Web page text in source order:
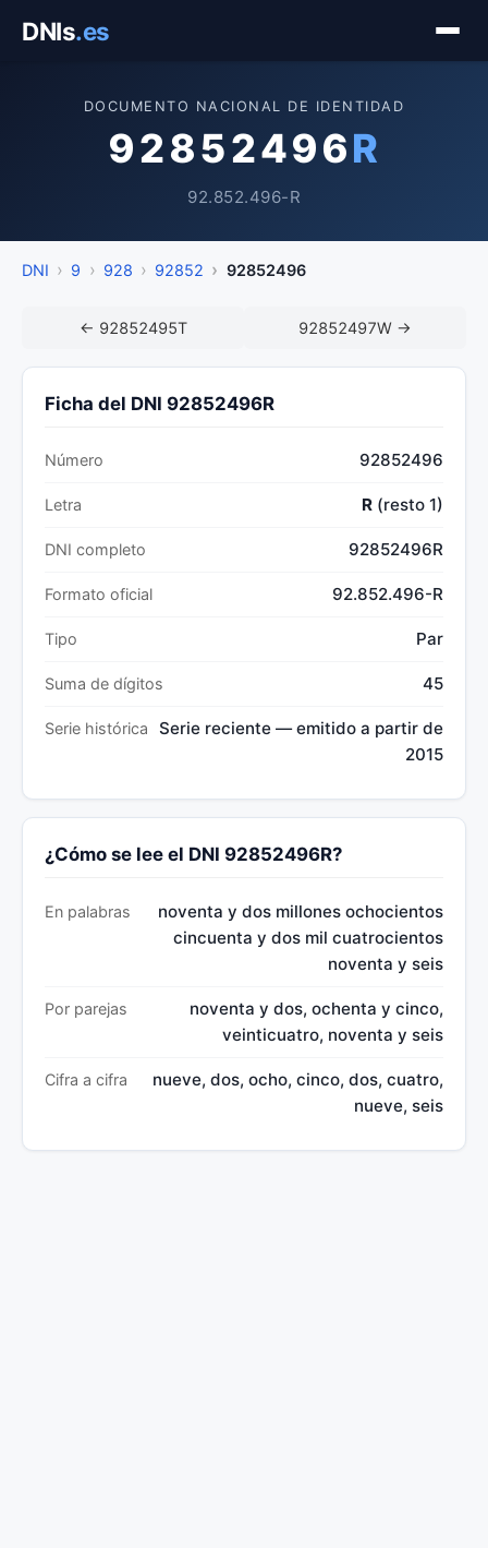
DNIs.es
DOCUMENTO NACIONAL DE IDENTIDAD
92852496R
92.852.496-R
DNI 9 928 92852 92852496
← 92852495T 92852497W →
Ficha del DNI 92852496R
Número 92852496
Letra R (resto 1)
DNI completo 92852496R
Formato oficial 92.852.496-R
Tipo Par
Suma de dígitos 45
Serie histórica
Serie reciente — emitido a partir de
2015
¿Cómo se lee el DNI 92852496R?
En palabras
noventa y dos millones ochocientos
cincuenta y dos mil cuatrocientos
noventa y seis
Por parejas
noventa y dos, ochenta y cinco,
veinticuatro, noventa y seis
Cifra a cifra
nueve, dos, ocho, cinco, dos, cuatro,
nueve, seis